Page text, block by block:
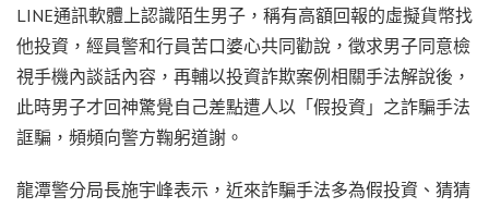
LINE通訊軟體上認識陌生男子，稱有高額回報的虛擬貨幣找
他投資，經員警和行員苦口婆心共同勸說，徵求男子同意檢
視手機內談話內容，再輔以投資詐欺案例相關手法解說後，
此時男子才回神驚覺自己差點遭人以「假投資」之詐騙手法
誆騙，頻頻向警方鞠躬道謝。
龍潭警分局長施宇峰表示，近來詐騙手法多為假投資、猜猜